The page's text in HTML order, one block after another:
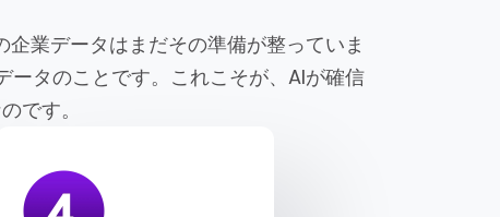
業データはまだその準備が整っていま
タのことです。これこそが、AIが確信
です。